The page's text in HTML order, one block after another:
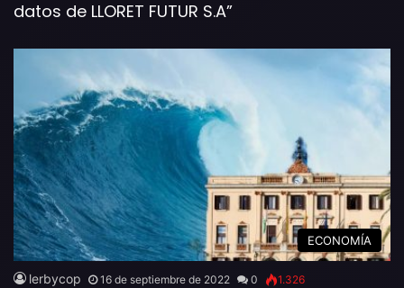
datos de LLORET FUTUR S.A”
ECONOMÍA
lerbycop 16 de septiembre de 2022 0 1.326